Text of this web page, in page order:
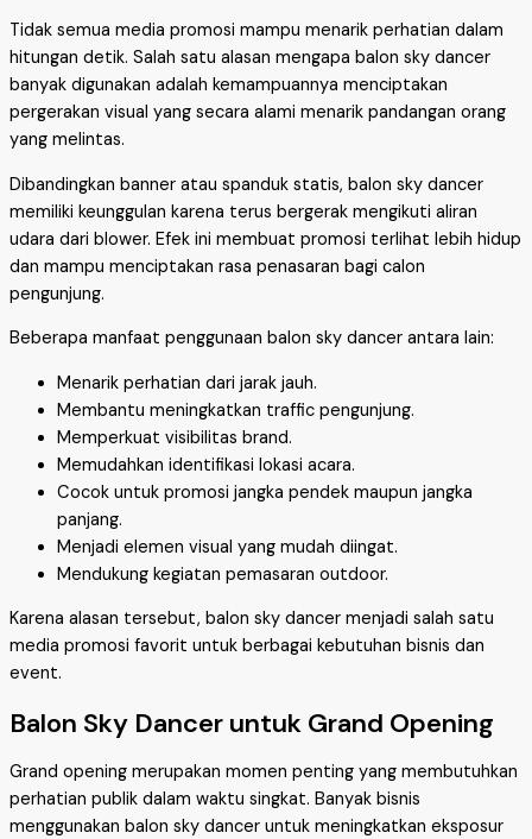
Tidak semua media promosi mampu menarik perhatian dalam
hitungan detik. Salah satu alasan mengapa balon sky dancer
banyak digunakan adalah kemampuannya menciptakan
pergerakan visual yang secara alami menarik pandangan orang
yang melintas.
Dibandingkan banner atau spanduk statis, balon sky dancer
memiliki keunggulan karena terus bergerak mengikuti aliran
udara dari blower. Efek ini membuat promosi terlihat lebih hidup
dan mampu menciptakan rasa penasaran bagi calon
pengunjung.
Beberapa manfaat penggunaan balon sky dancer antara lain:
Menarik perhatian dari jarak jauh.
Membantu meningkatkan traffic pengunjung.
Memperkuat visibilitas brand.
Memudahkan identifikasi lokasi acara.
Cocok untuk promosi jangka pendek maupun jangka
panjang.
Menjadi elemen visual yang mudah diingat.
Mendukung kegiatan pemasaran outdoor.
Karena alasan tersebut, balon sky dancer menjadi salah satu
media promosi favorit untuk berbagai kebutuhan bisnis dan
event.
Balon Sky Dancer untuk Grand Opening
Grand opening merupakan momen penting yang membutuhkan
perhatian publik dalam waktu singkat. Banyak bisnis
menggunakan balon sky dancer untuk meningkatkan eksposur